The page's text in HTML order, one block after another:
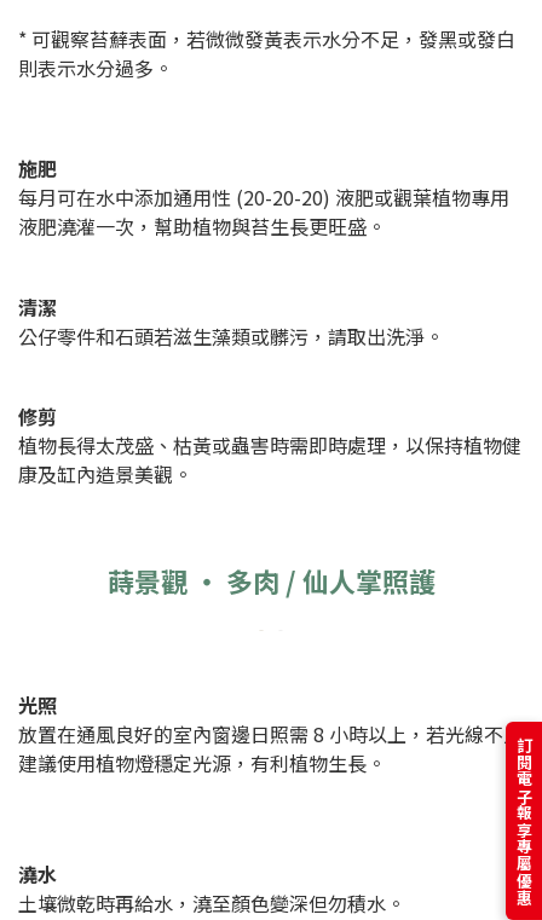
* 可觀察苔蘚表面，若微微發黃表示水分不足，發黑或發白
則表示水分過多。
施肥
每月可在水中添加通用性 (20-20-20) 液肥或觀葉植物專用
液肥澆灌一次，幫助植物與苔生長更旺盛。
清潔
公仔零件和石頭若滋生藻類或髒污，請取出洗淨。
修剪
植物長得太茂盛、枯黃或蟲害時需即時處理，以保持植物健
康及缸內造景美觀。
蒔景觀 ‧ 多肉 / 仙人掌照護
光照
放置在通風良好的室內窗邊日照需 8 小時以上，若光線不足
建議使用植物燈穩定光源，有利植物生長。
澆水
土壤微乾時再給水，澆至顏色變深但勿積水。
訂閱電子報享專屬優惠